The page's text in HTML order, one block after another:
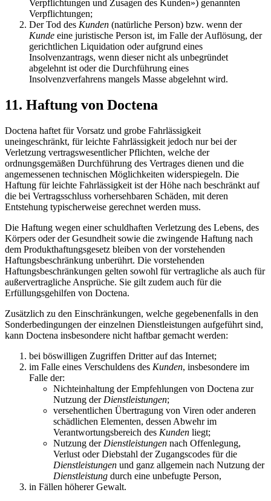
Verpflichtungen und Zusagen des Kunden») genannten
Verpflichtungen;
Der Tod des Kunden (natürliche Person) bzw. wenn der
Kunde eine juristische Person ist, im Falle der Auflösung, der
gerichtlichen Liquidation oder aufgrund eines
Insolvenzantrags, wenn dieser nicht als unbegründet
abgelehnt ist oder die Durchführung eines
Insolvenzverfahrens mangels Masse abgelehnt wird.
11. Haftung von Doctena
Doctena haftet für Vorsatz und grobe Fahrlässigkeit
uneingeschränkt, für leichte Fahrlässigkeit jedoch nur bei der
Verletzung vertragswesentlicher Pflichten, welche der
ordnungsgemäßen Durchführung des Vertrages dienen und die
angemessenen technischen Möglichkeiten widerspiegeln. Die
Haftung für leichte Fahrlässigkeit ist der Höhe nach beschränkt auf
die bei Vertragsschluss vorhersehbaren Schäden, mit deren
Entstehung typischerweise gerechnet werden muss.
Die Haftung wegen einer schuldhaften Verletzung des Lebens, des
Körpers oder der Gesundheit sowie die zwingende Haftung nach
dem Produkthaftungsgesetz bleiben von der vorstehenden
Haftungsbeschränkung unberührt. Die vorstehenden
Haftungsbeschränkungen gelten sowohl für vertragliche als auch für
außervertragliche Ansprüche. Sie gilt zudem auch für die
Erfüllungsgehilfen von Doctena.
Zusätzlich zu den Einschränkungen, welche gegebenenfalls in den
Sonderbedingungen der einzelnen Dienstleistungen aufgeführt sind,
kann Doctena insbesondere nicht haftbar gemacht werden:
bei böswilligen Zugriffen Dritter auf das Internet;
im Falle eines Verschuldens des Kunden, insbesondere im
Falle der:
Nichteinhaltung der Empfehlungen von Doctena zur
Nutzung der Dienstleistungen;
versehentlichen Übertragung von Viren oder anderen
schädlichen Elementen, dessen Abwehr im
Verantwortungsbereich des Kunden liegt;
Nutzung der Dienstleistungen nach Offenlegung,
Verlust oder Diebstahl der Zugangscodes für die
Dienstleistungen und ganz allgemein nach Nutzung der
Dienstleistung durch eine unbefugte Person,
in Fällen höherer Gewalt.